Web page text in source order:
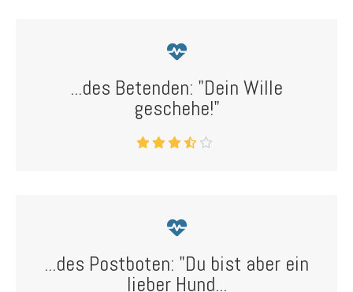
...des Betenden: "Dein Wille
geschehe!"
...des Postboten: "Du bist aber ein
lieber Hund...